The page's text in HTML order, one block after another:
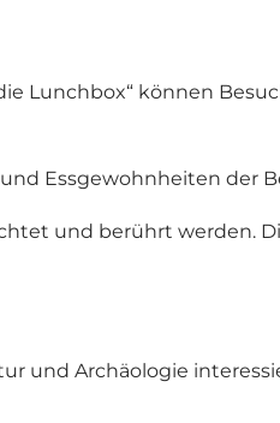
Lunchbox“ können
Essgewohnheiten der
und berührt werden.
und Archäologie